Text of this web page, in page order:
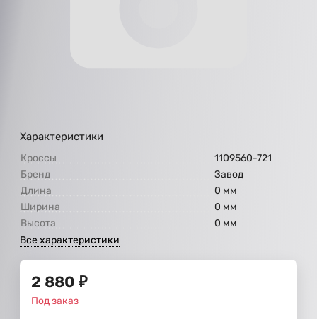
Характеристики
Кроссы
1109560-721
Бренд
Завод
Длина
0 мм
Ширина
0 мм
Высота
0 мм
Все характеристики
2 880 ₽
Под заказ